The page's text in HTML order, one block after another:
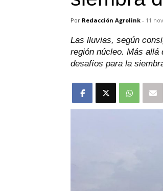
Por Redacción Agrolink - 11
Las lluvias, según
región núcleo. Más allá
desafíos para la